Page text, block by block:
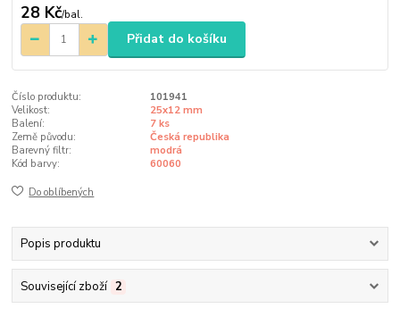
28 Kč/bal.
Přidat do košíku
Číslo produktu:
101941
Velikost:
25x12 mm
Balení:
7 ks
Země původu:
Česká republika
Barevný filtr:
modrá
Kód barvy:
60060
Do oblíbených
Popis produktu
Související zboží 2